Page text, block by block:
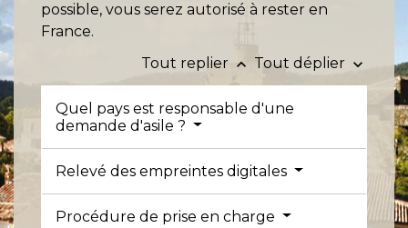
possible, vous serez autorisé à rester en
France.
Tout replier keyboard_arrow_up Tout déplier keyboard_arrow_down
Quel pays est responsable d'une
demande d'asile ?
Relevé des empreintes digitales
Procédure de prise en charge